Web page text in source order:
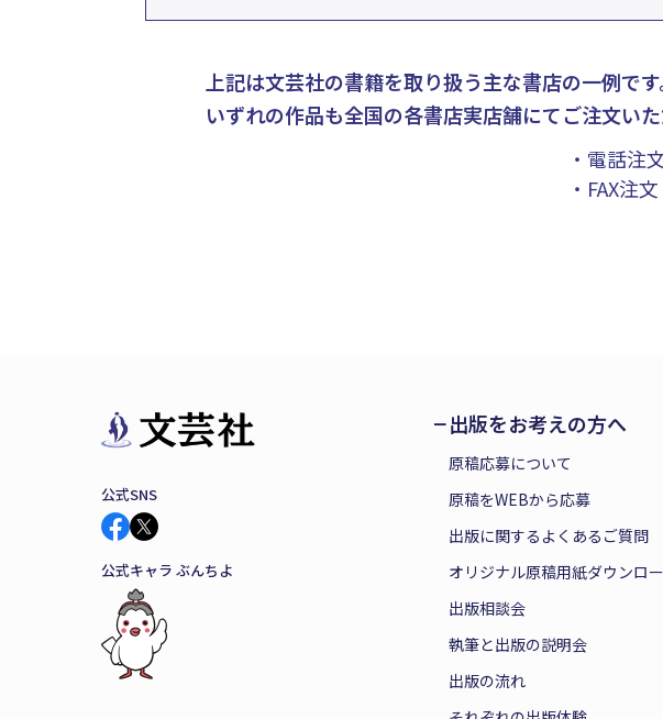
上記は文芸社の書籍を取り扱う主な書店の一例です
いずれの作品も全国の各書店実店舗にてご注文い
・電話注
・FAX注文
公式SNS
公式キャラ ぶんちよ
出版をお考えの方へ
原稿応募について
原稿をWEBから応募
出版に関するよくあるご質問
オリジナル原稿用紙ダウンロ
出版相談会
執筆と出版の説明会
出版の流れ